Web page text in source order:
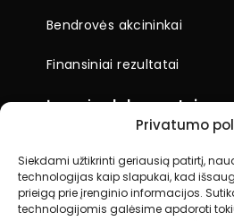
Privatumo
Siekdami užtikrinti geriausią patirtį,
technologijas kaip slapukai, kad
prieigą prie įrenginio informacijos.
technologijomis galėsime apdoroti
Bendrovės akcininkai
Finansiniai rezultatai
Įmonės dokumentai
Visuotiniai akcininkų